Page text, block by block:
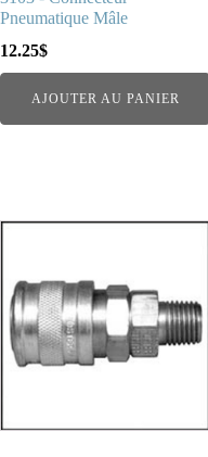
Pneumatique Mâle
12.25$
AJOUTER AU PANIER